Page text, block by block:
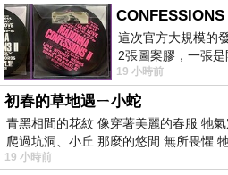
這次官方大規模的
2張圖案膠，一張
版；目前官網上只
19 小時前
初春的草地遇ㄧ小蛇
青黑相間的花紋 像穿著美麗的春服 牠
爬過坑洞、小丘 那麼的悠閒 無所畏懼
19 小時前